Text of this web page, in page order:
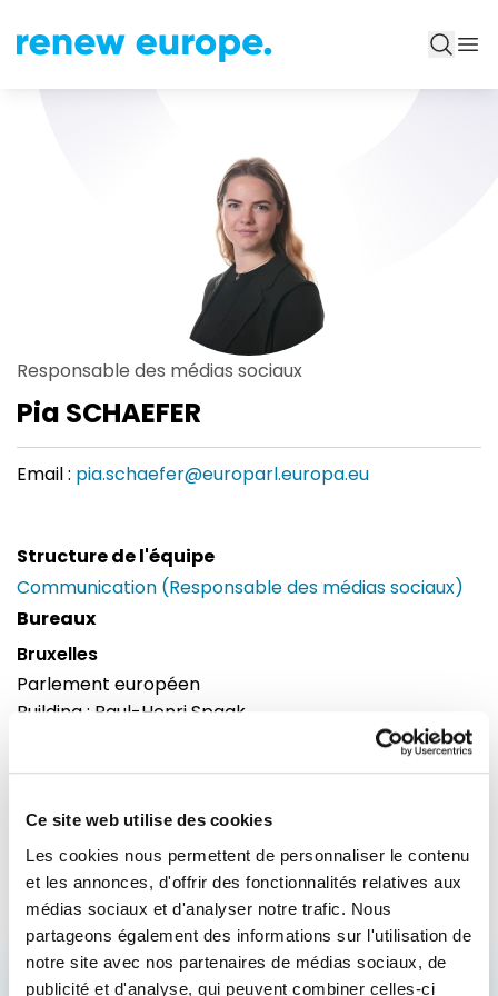
Ce site web utilise des cookies
Les cookies nous permettent de personnaliser le contenu
et les annonces, d'offrir des fonctionnalités relatives aux
médias sociaux et d'analyser notre trafic. Nous
partageons également des informations sur l'utilisation de
notre site avec nos partenaires de médias sociaux, de
publicité et d'analyse, qui peuvent combiner celles-ci
Responsable des médias sociaux
Pia SCHAEFER
Email : pia.schaefer@europarl.europa.eu
Structure de l'équipe
Communication (Responsable des médias sociaux)
Bureaux
Bruxelles
Parlement européen
Building : Paul-Henri Spaak
60, rue Wiertz / Wiertzstraat 60
Bruxelles
Tel : 0032 2 28 32593